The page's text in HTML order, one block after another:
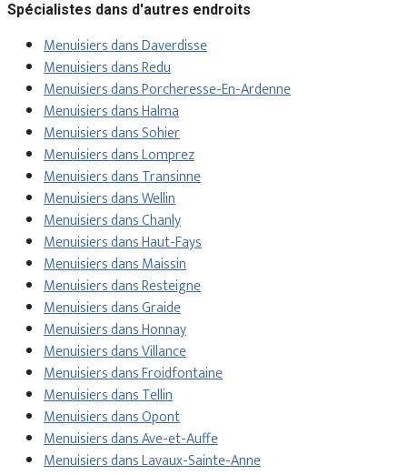
Spécialistes dans d'autres endroits
Menuisiers dans Daverdisse
Menuisiers dans Redu
Menuisiers dans Porcheresse-En-Ardenne
Menuisiers dans Halma
Menuisiers dans Sohier
Menuisiers dans Lomprez
Menuisiers dans Transinne
Menuisiers dans Wellin
Menuisiers dans Chanly
Menuisiers dans Haut-Fays
Menuisiers dans Maissin
Menuisiers dans Resteigne
Menuisiers dans Graide
Menuisiers dans Honnay
Menuisiers dans Villance
Menuisiers dans Froidfontaine
Menuisiers dans Tellin
Menuisiers dans Opont
Menuisiers dans Ave-et-Auffe
Menuisiers dans Lavaux-Sainte-Anne